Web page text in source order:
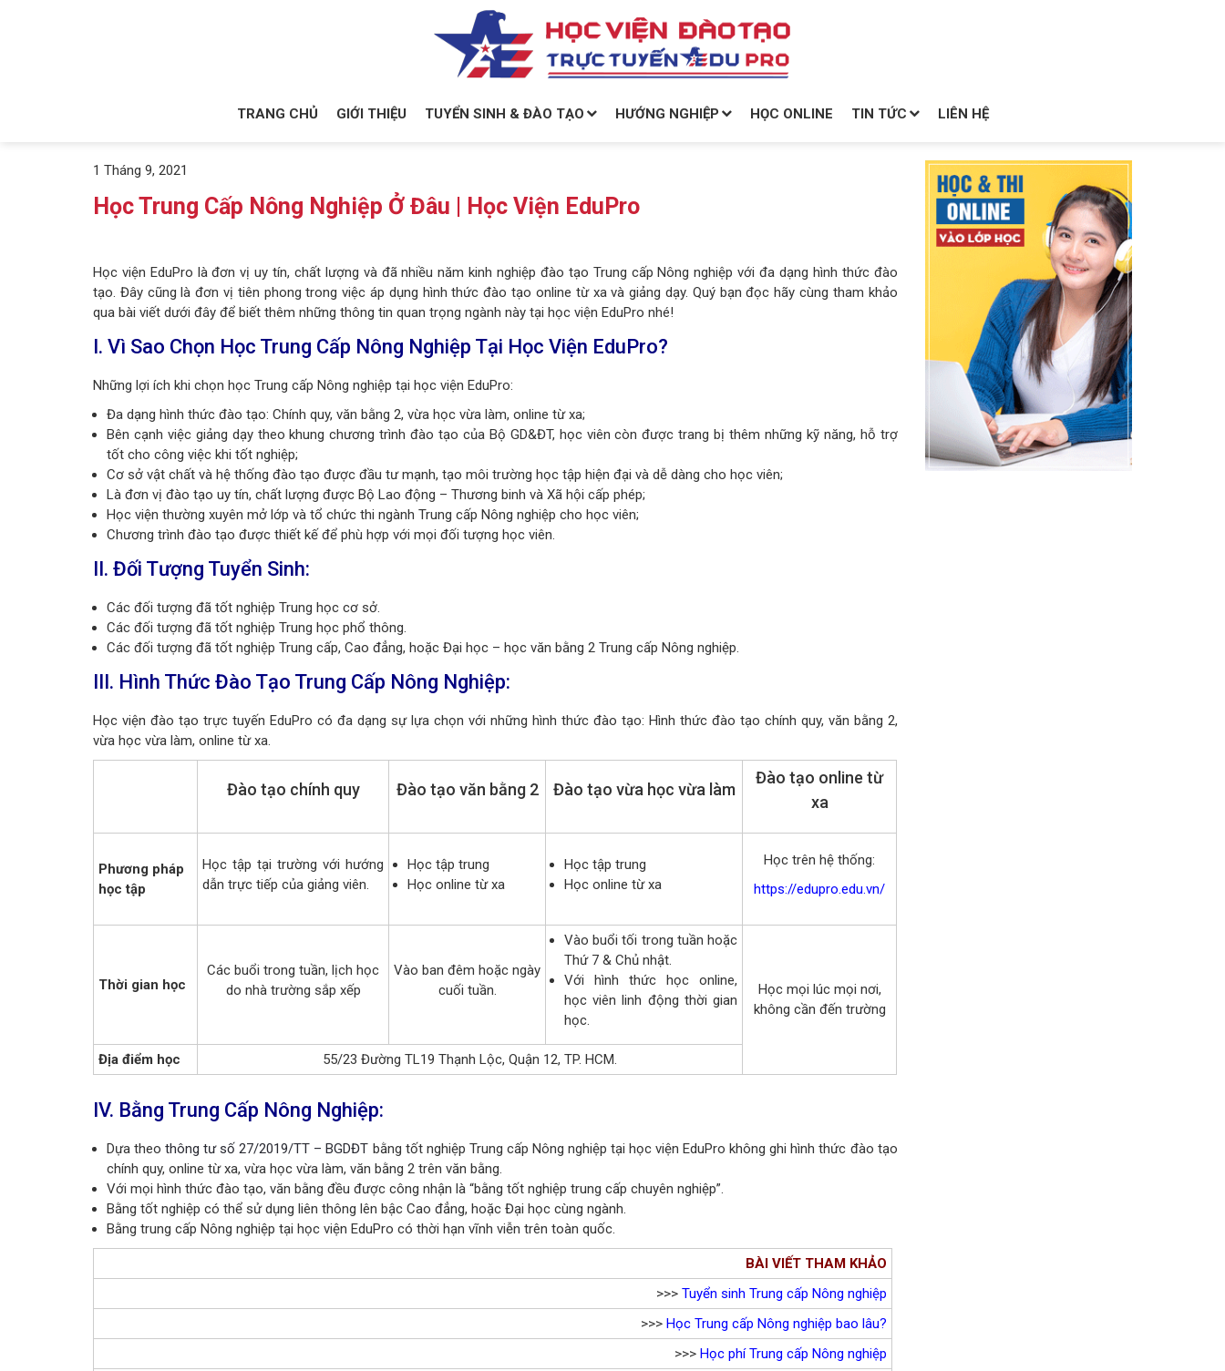
TRANG CHỦ GIỚI THIỆU TUYỂN SINH & ĐÀO TẠO HƯỚNG NGHIỆP HỌC ONLINE TIN TỨC LIÊN HỆ
1 Tháng 9, 2021
Học Trung Cấp Nông Nghiệp Ở Đâu | Học Viện EduPro
Học viện EduPro là đơn vị uy tín, chất lượng và đã nhiều năm kinh nghiệp đào tạo Trung cấp Nông nghiệpvới đa dạng hình thức đào
tạo . Đây cũng là đơn vị tiên phong trong việc áp dụng hình thức đào tạo online từ xa và giảng dạy. Quý bạn đọc hãy cùng tham khảo
qua bài viết dưới đây để biết thêm những thông tin quan trọng ngành này tại học viện EduPro nhé!
I. Vì Sao Chọn Học Trung Cấp Nông Nghiệp Tại Học Viện EduPro?
Những lợi ích khi chọn học Trung cấp Nông nghiệp tại học viện EduPro:
Đa dạng hình thức đào tạo: Chính quy, văn bằng 2, vừa học vừa làm, online từ xa;
Bên cạnh việc giảng dạy theo khung chương trình đào tạo của Bộ GD&ĐT, học viên còn được trang bị thêm những kỹ năng, hỗ trợ
tốt cho công việc khi tốt nghiệp;
Cơ sở vật chất và hệ thống đào tạo được đầu tư mạnh, tạo môi trường học tập hiện đại và dễ dàng cho học viên;
Là đơn vị đào tạo uy tín, chất lượng được Bộ Lao động – Thương binh và Xã hội cấp phép;
Học viện thường xuyên mở lớp và tổ chức thi ngành Trung cấp Nông nghiệp cho học viên;
Chương trình đào tạo được thiết kế để phù hợp với mọi đối tượng học viên.
II. Đối Tượng Tuyển Sinh:
Các đối tượng đã tốt nghiệp Trung học cơ sở.
Các đối tượng đã tốt nghiệp Trung học phổ thông.
Các đối tượng đã tốt nghiệp Trung cấp, Cao đẳng, hoặc Đại học – học văn bằng 2 Trung cấp Nông nghiệp.
III. Hình Thức Đào Tạo Trung Cấp Nông Nghiệp:
Học viện đào tạo trực tuyến EduPro có đa dạng sự lựa chọn với những hình thức đào tạo: Hình thức đào tạo chính quy, văn bằng 2,
vừa học vừa làm, online từ xa.
Đào tạo chính quy Đào tạo văn bằng 2 Đào tạo vừa học vừa làm
Đào tạo online từ
xa
Phương pháp
học tập
Học tập tại trường với hướng
dẫn trực tiếp của giảng viên.
Học tập trung
Học online từ xa
Học tập trung
Học online từ xa
Học trên hệ thống:
https://edupro.edu.vn/
Thời gian học
Các buổi trong tuần, lịch học
do nhà trường sắp xếp
Vào ban đêm hoặc ngày
cuối tuần.
Vào buổi tối trong tuần hoặc
Thứ 7 & Chủ nhật.
Với hình thức học online,
học viên linh động thời gian
học.
Học mọi lúc mọi nơi,
không cần đến trường
Địa điểm học 55/23 Đường TL19 Thạnh Lộc, Quận 12, TP. HCM.
IV. Bằng Trung Cấp Nông Nghiệp:
Dựa theothông tư số 27/2019/TT – BGDĐT bằng tốt nghiệp Trung cấp Nông nghiệp tại học viện EduPro không ghi hình thức đào tạo
chính quy, online từ xa, vừa học vừa làm, văn bằng 2 trên văn bằng.
Với mọi hình thức đào tạo, văn bằng đều được công nhận là “bằng tốt nghiệp trung cấp chuyên nghiệp”.
Bằng tốt nghiệp có thể sử dụng liên thông lên bậc Cao đẳng, hoặc Đại học cùng ngành.
Bằng trung cấp Nông nghiệp tại học viện EduPro có thời hạn vĩnh viễn trên toàn quốc.
BÀI VIẾT THAM KHẢO
>>> Tuyển sinh Trung cấp Nông nghiệp
>>> Học Trung cấp Nông nghiệp bao lâu?
>>> Học phí Trung cấp Nông nghiệp